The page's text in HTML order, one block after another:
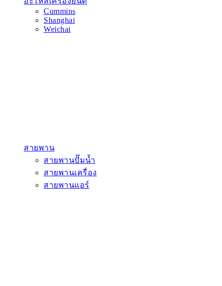
Cummins
Shanghai
Weichai
สายพาน
สายพานปั๊มน้ำ
สายพานเครื่อง
สายพานแอร์